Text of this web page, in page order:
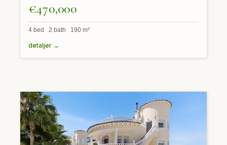
€470,000
4 bed 2 bath 190 m²
detaljer →